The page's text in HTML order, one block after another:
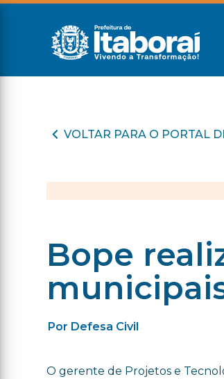
VOLTAR PARA O PORTAL
Bope
Por Defesa Civil
O gerente de Projetos e